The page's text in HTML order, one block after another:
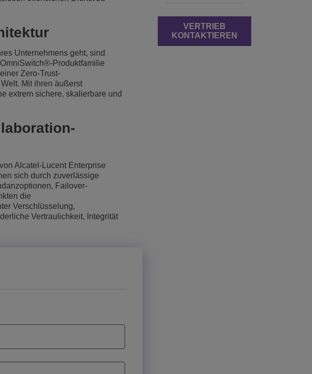
(XaaS)
Unternehmens geht, sind
Produktfamilie
Zero-Trust-
Mit ihren äußerst
extrem sichere, skalierbare und
Alcatel-Lucent Enterprise
sich durch zuverlässige
Failover-
die
Verschlüsselung,
Vertraulichkeit, Integrität
VERTRIEB
KONTAKTIEREN